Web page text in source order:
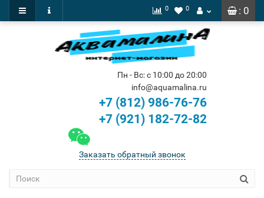
: 0
0 0
Пн - Вс: с 10:00 до 20:00
info@aquamalina.ru
+7 (812) 986-76-76
+7 (921) 182-72-82
Заказать обратный звонок